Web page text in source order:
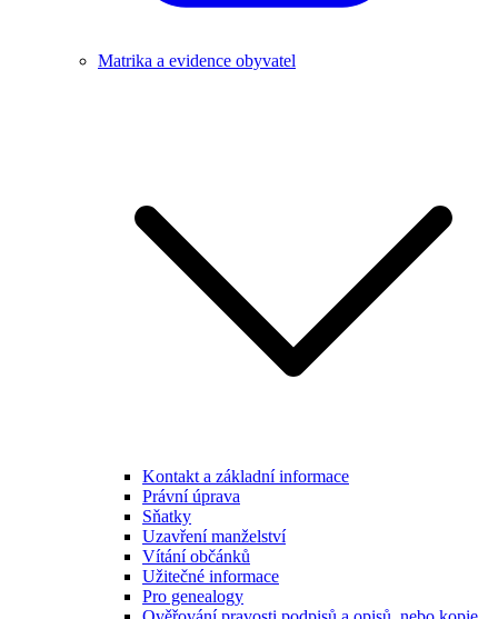
Matrika a evidence obyvatel
Kontakt a základní informace
Právní úprava
Sňatky
Uzavření manželství
Vítání občánků
Užitečné informace
Pro genealogy